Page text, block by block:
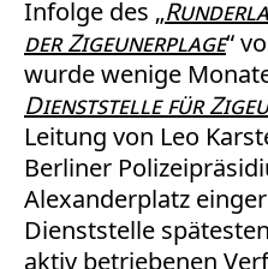
Infolge des „
der Zigeunerplage“
wurde wenige
Dienststelle für
Leitung von Leo
Berliner
Alexanderplatz
Dienststelle
aktiv betriebenen